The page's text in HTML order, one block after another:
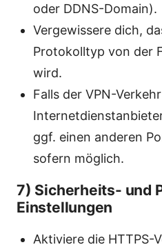
oder DDNS-Domain).
Vergewissere dich,
Protokolltyp von der
wird.
Falls der VPN-
ggf. einen anderen
sofern möglich.
7) Sicherheits- und
Einstellungen
Aktiviere die HTTPS-